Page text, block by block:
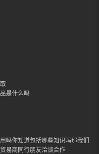
是什么吗
吗你知道包括哪些知识吗那我们就
易商同行朋友洽谈合作